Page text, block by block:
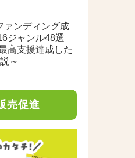
ァンディング成
ジャンル48選
高支援達成した
～
売促進